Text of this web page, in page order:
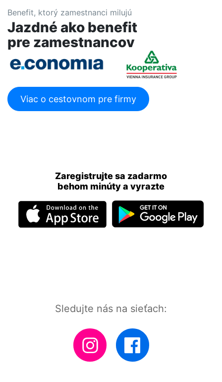
Benefit, ktorý zamestnanci milujú
Jazdné ako benefit
pre zamestnancov
Viac o cestovnom pre firmy
Zaregistrujte sa zadarmo
behom minúty a vyrazte
Sledujte nás na sieťach: